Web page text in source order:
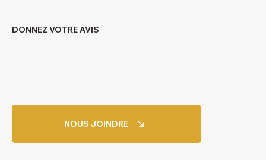
DONNEZ VOTRE AVIS
NOUS JOINDRE